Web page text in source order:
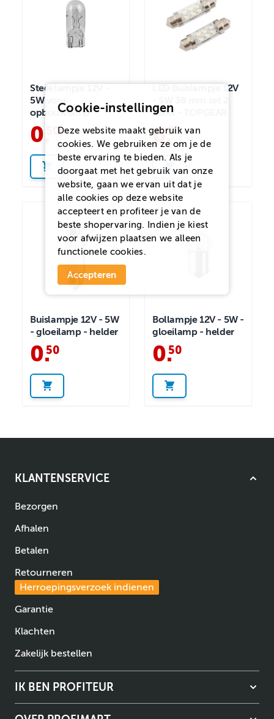
Steeklampje 12V -
5W voor
opbouwlamp
0 50
LED Buislampje 12V
stuks - TOPGEAR
6.50
Buislampje 12V - 5W
- gloeilamp - helder
0.
50
Bollampje 12V - 5W -
gloeilamp - helder
0.
50
KLANTENSERVICE
Bezorgen
Afhalen
Betalen
Retourneren
Herroepingsverzoek indienen
Garantie
Klachten
Zakelijk bestellen
IK BEN PROFITEUR
Cookie-instellingen
Deze website maakt gebruik van
cookies. We gebruiken ze om je de
beste ervaring te bieden. Als je
doorgaat met het gebruik van onze
website, gaan we ervan uit dat je
alle cookies op deze website
accepteert en profiteer je van de
beste shopervaring. Indien je kiest
voor afwijzen plaatsen we alleen
functionele cookies.
Accepteren